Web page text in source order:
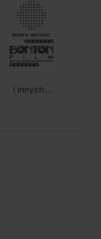
i innych...